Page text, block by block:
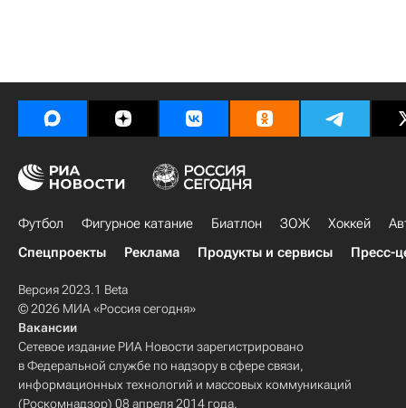
Футбол Фигурное катание Биатлон ЗОЖ Хоккей
Спецпроекты
Реклама Продукты и сервисы Пресс-
Версия 2023.1 Beta
© 2026 МИА «Россия сегодня»
Вакансии
Сетевое издание РИА Новости зарегистрировано
в Федеральной службе по надзору в сфере связи,
информационных технологий и массовых коммуникаций
(Роскомнадзор) 08 апреля 2014 года.